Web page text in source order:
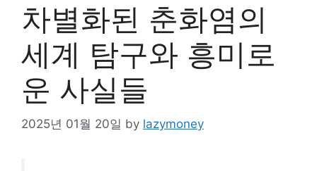
차별화된 춘화염의
세계 탐구와 흥미로
운 사실들
2025년 01월 20일 by lazymoney